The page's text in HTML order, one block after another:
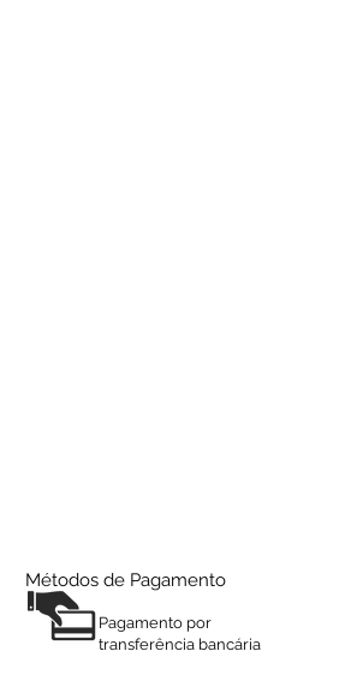
Métodos de Pagamento
Pagamento por
transferência bancária